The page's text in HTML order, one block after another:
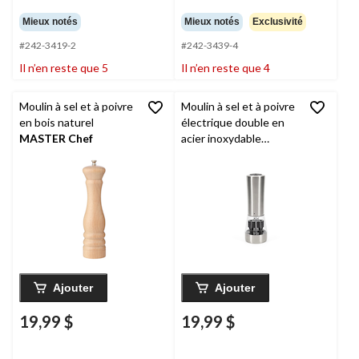
Mieux notés
#242-3419-2
Il n’en reste que 5
Mieux notés Exclusivité
#242-3439-4
Il n’en reste que 4
Moulin à sel et à poivre
en bois naturel
MASTER Chef
Ajouter
19,99 $
Moulin à sel et à poivre
électrique double en
acier inoxydable
Ajouter
19,99 $